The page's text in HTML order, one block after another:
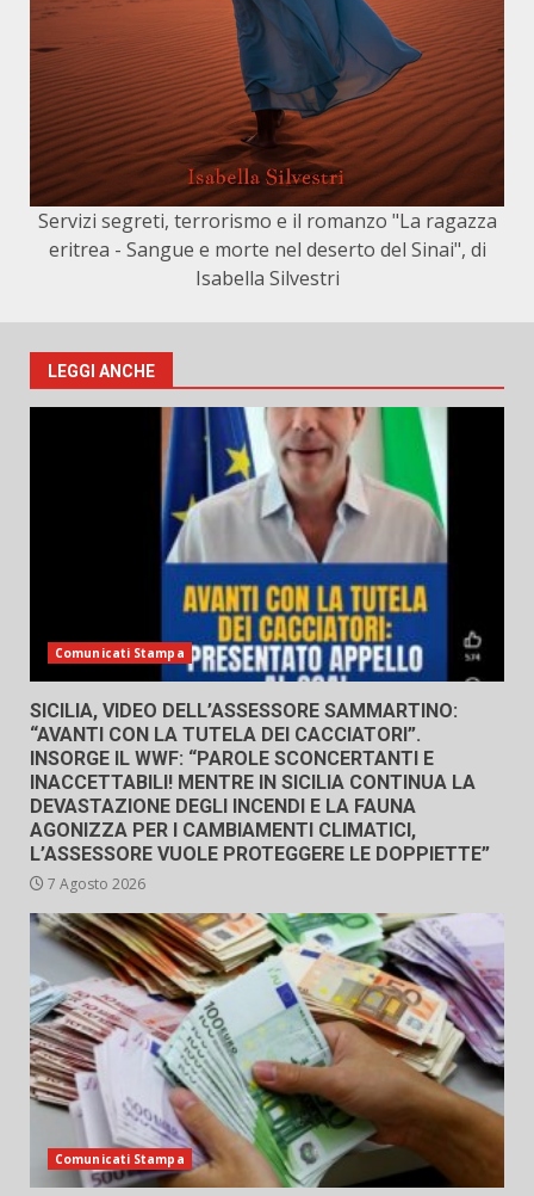
Servizi segreti, terrorismo e il romanzo "La ragazza
eritrea - Sangue e morte nel deserto del Sinai", di
Isabella Silvestri
LEGGI ANCHE
Comunicati Stampa
SICILIA, VIDEO DELL’ASSESSORE SAMMARTINO:
“AVANTI CON LA TUTELA DEI CACCIATORI”.
INSORGE IL WWF: “PAROLE SCONCERTANTI E
INACCETTABILI! MENTRE IN SICILIA CONTINUA LA
DEVASTAZIONE DEGLI INCENDI E LA FAUNA
AGONIZZA PER I CAMBIAMENTI CLIMATICI,
L’ASSESSORE VUOLE PROTEGGERE LE DOPPIETTE”
7 Agosto 2026
Comunicati Stampa